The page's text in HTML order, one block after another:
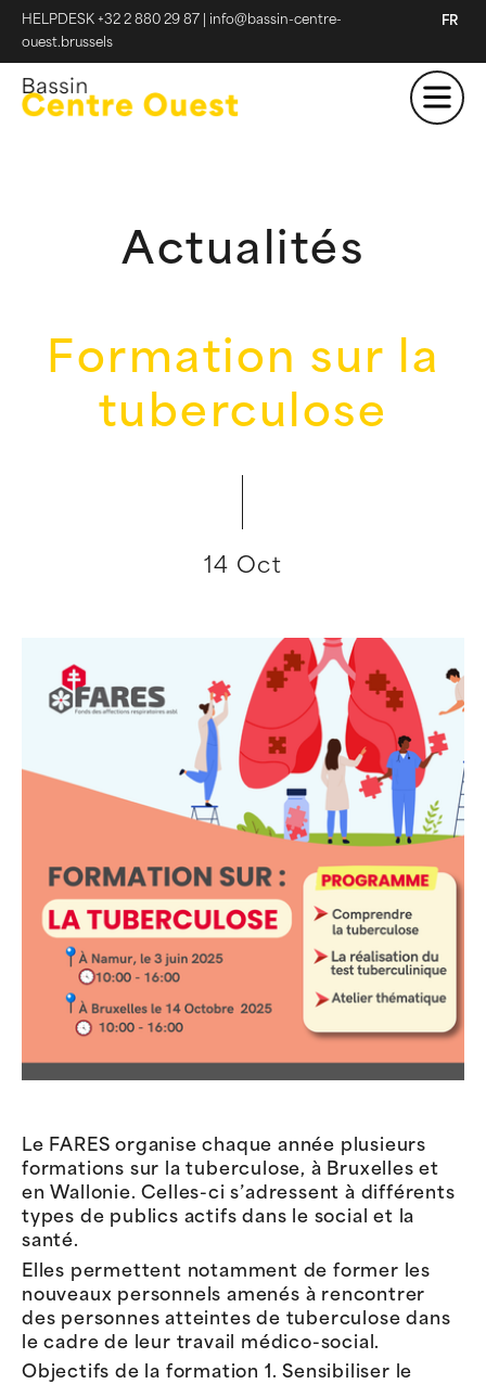
HELPDESK +32 2 880 29 87
info@bassin-centre-
ouest.brussels
FR
Actualités
Formation sur la
tuberculose
14 Oct
Le FARES organise chaque année plusieurs
formations sur la tuberculose, à Bruxelles et
en Wallonie. Celles-ci s’adressent à différents
types de publics actifs dans le social et la
santé.
Elles permettent notamment de former les
nouveaux personnels amenés à rencontrer
des personnes atteintes de tuberculose dans
le cadre de leur travail médico-social.
Objectifs de la formation 1. Sensibiliser le